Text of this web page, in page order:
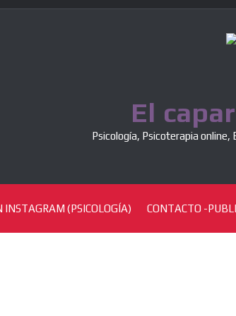
El
Psicología, Psicoterapia
INSTAGRAM (PSICOLOGÍA) CONTACTO -PUBLI